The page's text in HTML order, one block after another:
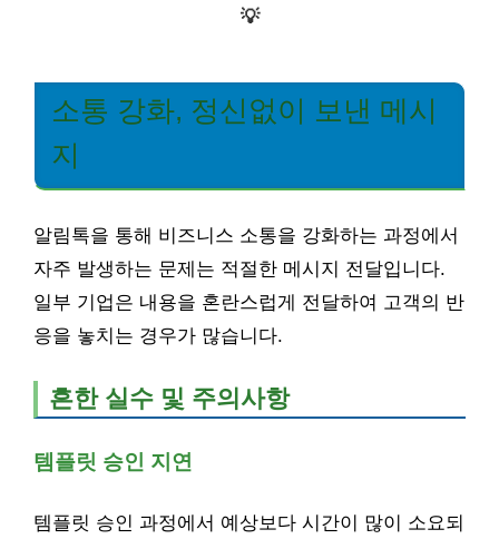
💡
소통 강화, 정신없이 보낸 메시
지
알림톡을 통해 비즈니스 소통을 강화하는 과정에서
자주 발생하는 문제는 적절한 메시지 전달입니다.
일부 기업은 내용을 혼란스럽게 전달하여 고객의 반
응을 놓치는 경우가 많습니다.
흔한 실수 및 주의사항
템플릿 승인 지연
템플릿 승인 과정에서 예상보다 시간이 많이 소요되